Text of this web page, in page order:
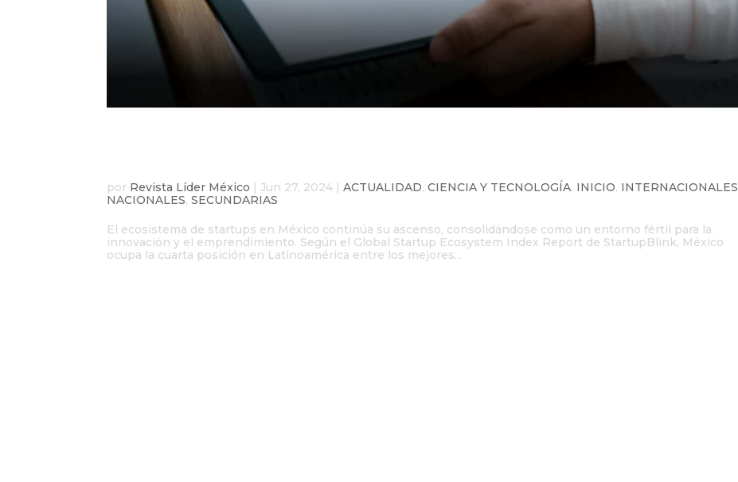
por Revista Líder México |Jun 27, 2024 |ACTUALIDAD,CIENCIA Y TECNOLOGÍA, INICIO, INTERNACIONALES
NACIONALES,SECUNDARIAS
El ecosistema de startups en México continúa su ascenso, consolidándose como un entorno fértil para la
innovación y el emprendimiento. Según el Global Startup Ecosystem Index Report de StartupBlink, México
ocupa la cuarta posición en Latinoamérica entre los mejores...